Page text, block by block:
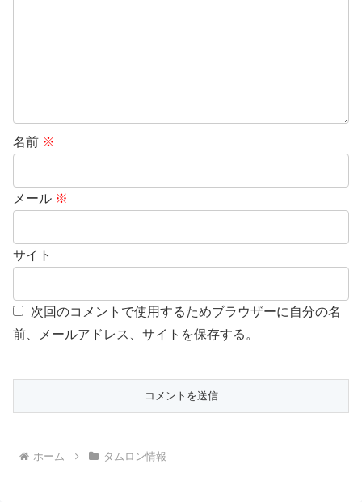
名前 ※
メール ※
サイト
次回のコメントで使用するためブラウザーに自分の名
前、メールアドレス、サイトを保存する。
ホーム タムロン情報